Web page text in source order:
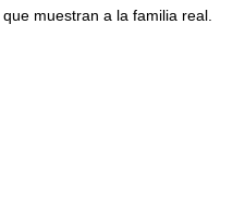
muestran a la familia real.